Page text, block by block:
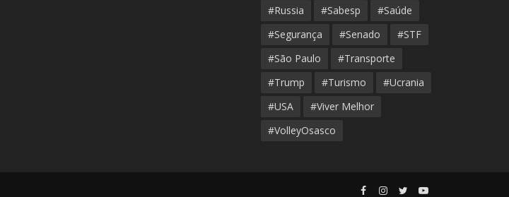
#Russia
#Sabesp
#Saúde
#Segurança
#Senado
#STF
#São Paulo
#Transporte
#Trump
#Turismo
#Ucrania
#USA
#Viver Melhor
#VolleyOsasco